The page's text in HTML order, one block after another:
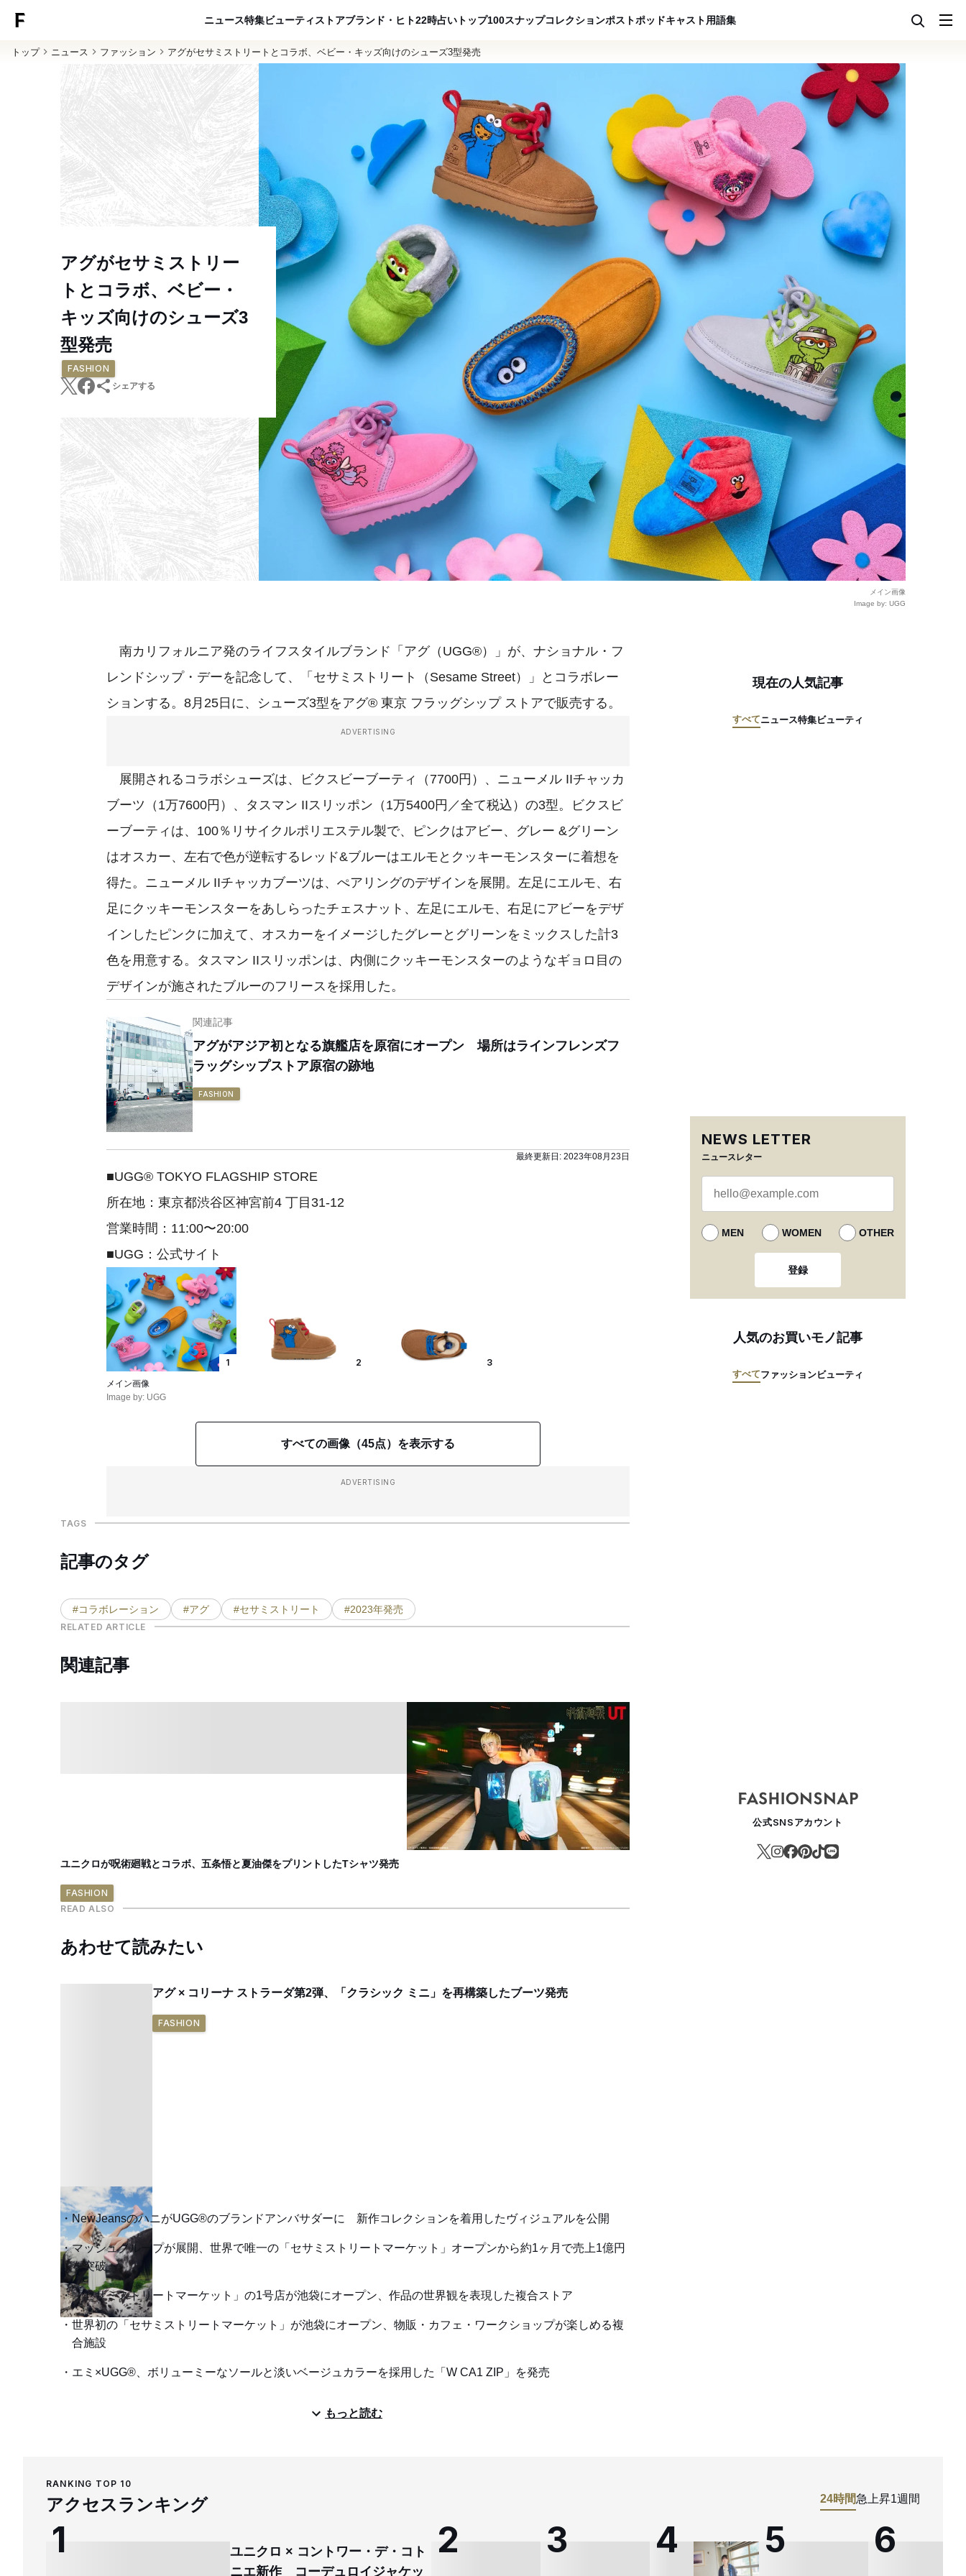
ニュース特集ビューティ ストアブランド・ヒト22時占い トップ100スナップコレクションポストポッドキャスト用語集
トップ ニュース ファッション アグがセサミストリートとコラボ、ベビー・キッズ向けのシューズ3型発売
アグがセサミストリー
トとコラボ、ベビー・
キッズ向けのシューズ3
型発売
FASHION
シェアする
メイン画像
Image by: UGG
南カリフォルニア発のライフスタイルブランド「アグ（UGG®）」が、ナショナル・フ
レンドシップ・デーを記念して、「セサミストリート（Sesame Street）」とコラボレー
ションする。8⽉25日に、シューズ3型をアグ® 東京 フラッグシップ ストアで販売する。
ADVERTISING
展開されるコラボシューズは、ビクスビーブーティ（7700円）、ニューメル IIチャッカ
ブーツ（1万7600円）、タスマン IIスリッポン（1万5400円／全て税込）の3型。ビクスビ
ーブーティは、100％リサイクルポリエステル製で、ピンクはアビー、グレー &グリーン
はオスカー、左右で⾊が逆転するレッド&ブルーはエルモとクッキーモンスターに着想を
得た。ニューメル IIチャッカブーツは、ぺアリングのデザインを展開。左⾜にエルモ、右
⾜にクッキーモンスターをあしらったチェスナット、左⾜にエルモ、右⾜にアビーをデザ
インしたピンクに加えて、オスカーをイメージしたグレーとグリーンをミックスした計3
色を用意する。タスマン IIスリッポンは、内側にクッキーモンスターのようなギョロ⽬の
デザインが施されたブルーのフリースを採用した。
関連記事
アグがアジア初となる旗艦店を原宿にオープン 場所はラインフレンズフ
ラッグシップストア原宿の跡地
FASHION
最終更新日: 2023年08月23日
■UGG® TOKYO FLAGSHIP STORE
所在地：東京都渋谷区神宮前4 丁目31-12
営業時間：11:00〜20:00
■UGG：公式サイト
1
メイン画像
Image by: UGG
2 3
すべての画像（45点）を表示する
ADVERTISING
TAGS
記事のタグ
#コラボレーション #アグ #セサミストリート #2023年発売
RELATED ARTICLE
関連記事
ユニクロが呪術廻戦とコラボ、五条悟と夏油傑をプリントしたTシャツ発売
FASHION
READ ALSO
あわせて読みたい
アグ × コリーナ ストラーダ第2弾、「クラシック ミニ」を再構築したブーツ発売
FASHION
NewJeansのハニがUGG®のブランドアンバサダーに 新作コレクションを着用したヴィジュアルを公開
マッシュグループが展開、世界で唯一の「セサミストリートマーケット」オープンから約1ヶ月で売上1億円
を突破
「セサミストリートマーケット」の1号店が池袋にオープン、作品の世界観を表現した複合ストア
世界初の「セサミストリートマーケット」が池袋にオープン、物販・カフェ・ワークショップが楽しめる複
合施設
エミ×UGG®、ボリューミーなソールと淡いベージュカラーを採用した「W CA1 ZIP」を発売
もっと読む
現在の人気記事
すべてニュース特集ビューティ
NEWS LETTER
ニュースレター
MEN WOMEN OTHER
登録
人気のお買いモノ記事
すべてファッションビューティ
公式SNSアカウント
RANKING TOP 10
アクセスランキング 24時間急上昇1週間
ユニクロ × コントワー・デ・コト
ニエ新作 コーデュロイジャケッ